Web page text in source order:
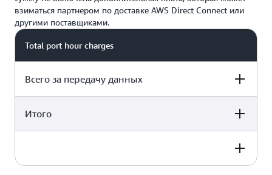
взиматься партнером по доставке AWS Direct Connect или
другими поставщиками.
Total port hour charges
Всего за передачу данных
$ 963.60 USD per month
Итого